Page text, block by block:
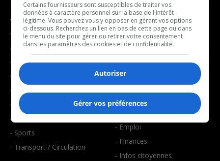
- Affaires municipales
- Communauté / Social
- Culture
- Économie
- Éducation
- Environnement
- Faits divers
- Santé et bien-être
- Sports
- Transport / Circulation
- Décompte franco
- Joué récemment
BALADOS
- Affaires
- Art de vivre
- Bien-être
- Emploi
- Finances
- Infos citoyennes
Certains fournisseurs sont susceptibles de traiter vos
données à caractère personnel sur la base de l'intérêt
légitime. Vous pouvez vous y opposer en gérant vos options
ci-dessous. Recherchez un lien en bas de cette page ou dans
le menu du site pour gérer ou retirer votre consentement
dans les paramètres des cookies et de confidentialité.
Autoriser
Gérer vos préférences